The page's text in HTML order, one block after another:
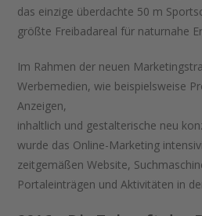
das einzige überdachte 50 m
größte Freibadareal für naturnahe
Im Rahmen der neuen
Werbemedien, wie beispielsweise
Anzeigen,
inhaltlich und gestalterische neu
wurde das Online-Marketing
zeitgemäßen Website,
Portaleinträgen und Aktivitäten in